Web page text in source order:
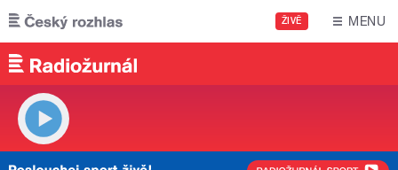
Přejít k hlavnímu obsahu
ŽIVĚ MENU